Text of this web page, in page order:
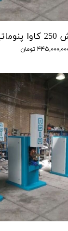
تومان